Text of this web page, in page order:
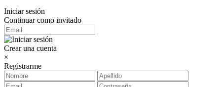
Iniciar sesión
Continuar como invitado
Crear una cuenta
×
Registrarme